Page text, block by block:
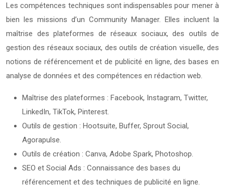
Les compétences techniques sont indispensables pour mener à
bien les missions d’un Community Manager. Elles incluent la
maîtrise des plateformes de réseaux sociaux, des outils de
gestion des réseaux sociaux, des outils de création visuelle, des
notions de référencement et de publicité en ligne, des bases en
analyse de données et des compétences en rédaction web.
Maîtrise des plateformes : Facebook, Instagram, Twitter,
LinkedIn, TikTok, Pinterest.
Outils de gestion : Hootsuite, Buffer, Sprout Social,
Agorapulse.
Outils de création : Canva, Adobe Spark, Photoshop.
SEO et Social Ads : Connaissance des bases du
référencement et des techniques de publicité en ligne.